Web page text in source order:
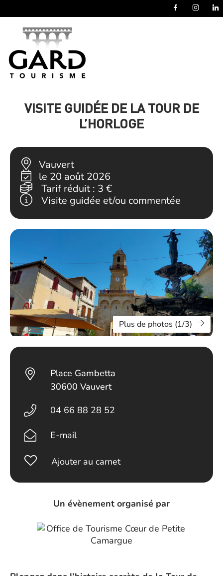
VISITE GUIDÉE DE LA TOUR DE
L’HORLOGE
Vauvert
le 20 août 2026
Tarif réduit : 3 €
Visite guidée et/ou commentée
Plus de photos (1/3)
Place Gambetta
30600 Vauvert
04 66 88 28 52
E-mail
Ajouter au carnet
Un évènement organisé par